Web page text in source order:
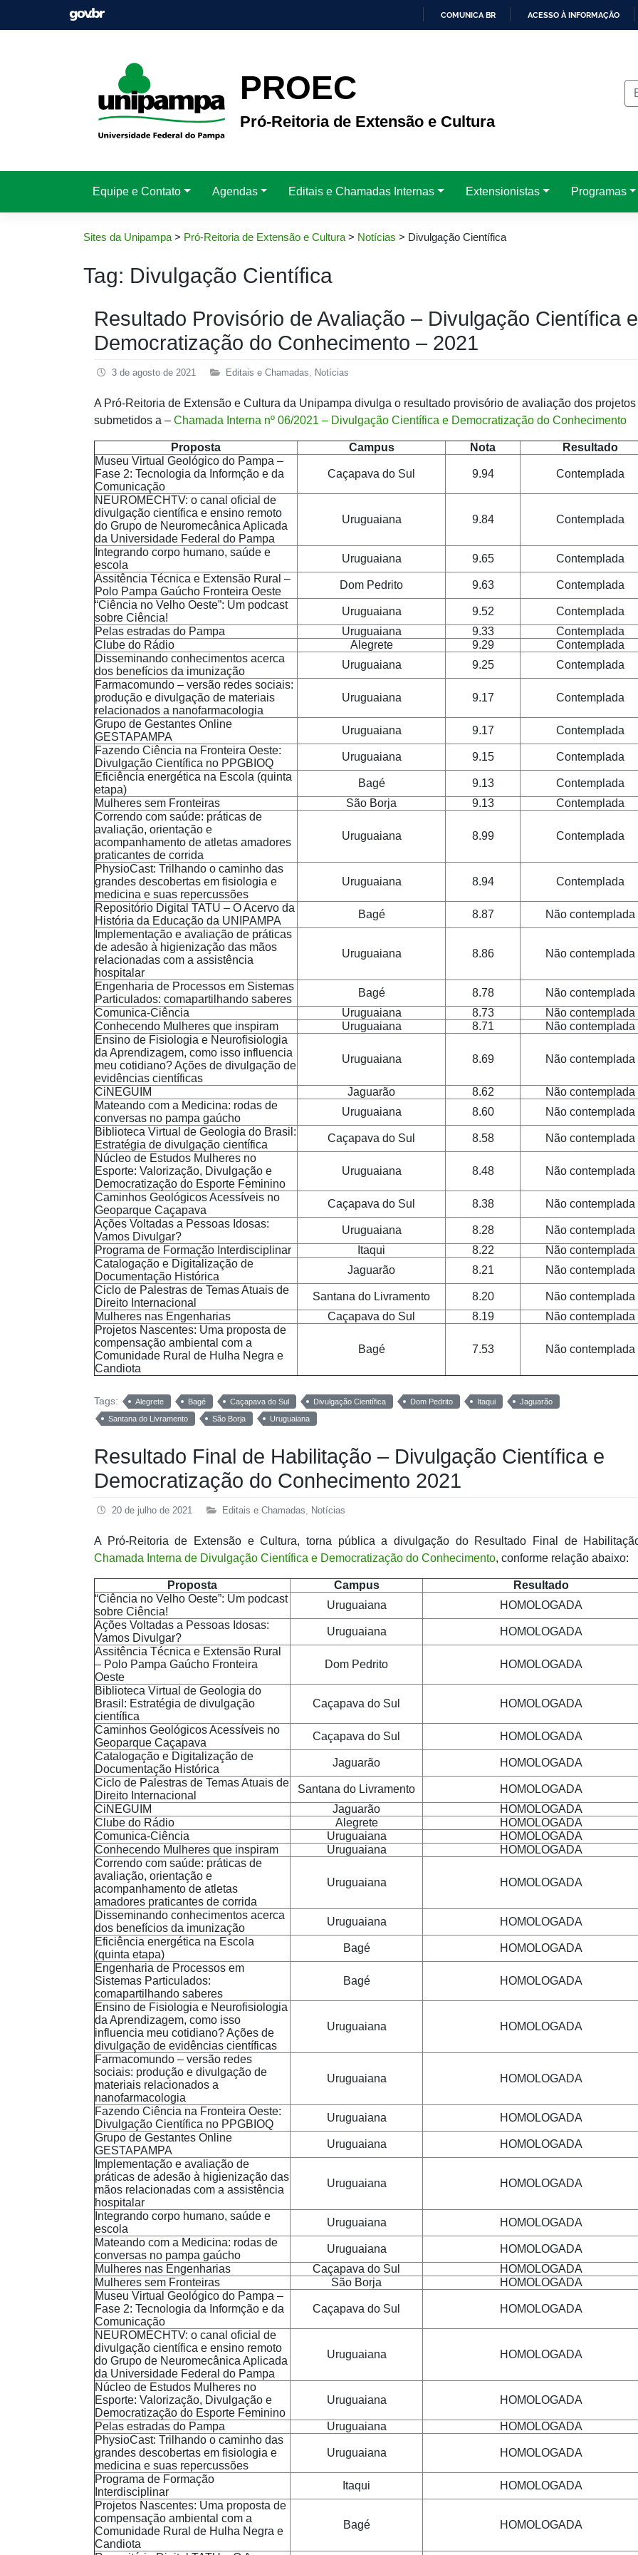
COMUNICA BR ACESSO À INFORMAÇÃO
PROEC
Pró-Reitoria de Extensão e Cultura
Equipe e Contato Agendas Editais e Chamadas Internas Extensionistas Programas
Sites da Unipampa> Pró-Reitoria de Extensão e Cultura> Notícias > Divulgação Científica
Tag: Divulgação Científica
Resultado Provisório de Avaliação – Divulgação Científica e
Democratização do Conhecimento – 2021
3 de agosto de 2021 Editais e Chamadas Notícias
A Pró-Reitoria de Extensão e Cultura da Unipampa divulga o resultado provisório de avaliação dos projetos
submetidos a – Chamada Interna nº 06/2021 – Divulgação Científica e Democratização do Conhecimento
Proposta Campus Nota
Resultado
Museu Virtual Geológico do Pampa –
Fase 2: Tecnologia da Informção e da
Comunicação
Caçapava do Sul 9.94 Contemplada
NEUROMECHTV: o canal oficial de
divulgação científica e ensino remoto
do Grupo de Neuromecânica Aplicada
da Universidade Federal do Pampa
Uruguaiana 9.84 Contemplada
Integrando corpo humano, saúde e
escola
Uruguaiana 9.65
Contemplada
Assitência Técnica e Extensão Rural –
Polo Pampa Gaúcho Fronteira Oeste
Dom Pedrito 9.63
Contemplada
“Ciência no Velho Oeste”: Um podcast
sobre Ciência!
Uruguaiana 9.52
Contemplada
Pelas estradas do Pampa
Uruguaiana 9.33
Contemplada
Clube do Rádio
Alegrete 9.29
Contemplada
Disseminando conhecimentos acerca
dos benefícios da imunização
Uruguaiana 9.25
Contemplada
Farmacomundo – versão redes sociais:
produção e divulgação de materiais
relacionados a nanofarmacologia
Uruguaiana 9.17 Contemplada
Grupo de Gestantes Online
GESTAPAMPA
Uruguaiana 9.17
Contemplada
Fazendo Ciência na Fronteira Oeste:
Divulgação Científica no PPGBIOQ
Uruguaiana 9.15
Contemplada
Eficiência energética na Escola (quinta
etapa)
Bagé 9.13
Contemplada
Mulheres sem Fronteiras
São Borja 9.13
Contemplada
Correndo com saúde: práticas de
avaliação, orientação e
acompanhamento de atletas amadores
praticantes de corrida
Uruguaiana 8.99 Contemplada
PhysioCast: Trilhando o caminho das
grandes descobertas em fisiologia e
medicina e suas repercussões
Uruguaiana 8.94 Contemplada
Repositório Digital TATU – O Acervo da
História da Educação da UNIPAMPA
Bagé 8.87
Não contemplada
Implementação e avaliação de práticas
de adesão à higienização das mãos
relacionadas com a assistência
hospitalar
Uruguaiana 8.86 Não contemplada
Engenharia de Processos em Sistemas
Particulados: comapartilhando saberes
Bagé 8.78
Não contemplada
Comunica-Ciência
Uruguaiana 8.73
Não contemplada
Conhecendo Mulheres que inspiram
Uruguaiana 8.71
Não contemplada
Ensino de Fisiologia e Neurofisiologia
da Aprendizagem, como isso influencia
meu cotidiano? Ações de divulgação de
evidências científicas
Uruguaiana 8.69 Não contemplada
CiNEGUIM Jaguarão 8.62
Não contemplada
Mateando com a Medicina: rodas de
conversas no pampa gaúcho
Uruguaiana 8.60
Não contemplada
Biblioteca Virtual de Geologia do Brasil:
Estratégia de divulgação científica
Caçapava do Sul 8.58
Não contemplada
Núcleo de Estudos Mulheres no
Esporte: Valorização, Divulgação e
Democratização do Esporte Feminino
Uruguaiana 8.48 Não contemplada
Caminhos Geológicos Acessíveis no
Geoparque Caçapava
Caçapava do Sul 8.38
Não contemplada
Ações Voltadas a Pessoas Idosas:
Vamos Divulgar?
Uruguaiana 8.28
Não contemplada
Programa de Formação Interdisciplinar
Itaqui 8.22
Não contemplada
Catalogação e Digitalização de
Documentação Histórica
Jaguarão 8.21
Não contemplada
Ciclo de Palestras de Temas Atuais de
Direito Internacional
Santana do Livramento 8.20
Não contemplada
Mulheres nas Engenharias
Caçapava do Sul 8.19
Não contemplada
Projetos Nascentes: Uma proposta de
compensação ambiental com a
Comunidade Rural de Hulha Negra e
Candiota
Bagé 7.53 Não contemplada
Tags: Alegrete Bagé Caçapava do Sul Divulgação Científica Dom Pedrito Itaqui
Jaguarão
Santana do Livramento
São Borja Uruguaiana
Resultado Final de Habilitação – Divulgação Científica e
Democratização do Conhecimento 2021
20 de julho de 2021 Editais e Chamadas, Notícias
A Pró-Reitoria de Extensão e Cultura, torna pública a divulgação do Resultado Final de
Chamada Interna de Divulgação Científica e Democratização do Conhecimento, conforme relação abaixo:
Proposta Campus
Resultado
“Ciência no Velho Oeste”: Um podcast
sobre Ciência!
Uruguaiana
HOMOLOGADA
Ações Voltadas a Pessoas Idosas:
Vamos Divulgar?
Uruguaiana
HOMOLOGADA
Assitência Técnica e Extensão Rural
– Polo Pampa Gaúcho Fronteira
Oeste
Dom Pedrito HOMOLOGADA
Biblioteca Virtual de Geologia do
Brasil: Estratégia de divulgação
científica
Caçapava do Sul HOMOLOGADA
Caminhos Geológicos Acessíveis no
Geoparque Caçapava
Caçapava do Sul
HOMOLOGADA
Catalogação e Digitalização de
Documentação Histórica
Jaguarão
HOMOLOGADA
Ciclo de Palestras de Temas Atuais de
Direito Internacional
Santana do Livramento
HOMOLOGADA
CiNEGUIM
Jaguarão
HOMOLOGADA
Clube do Rádio
Alegrete
HOMOLOGADA
Comunica-Ciência
Uruguaiana
HOMOLOGADA
Conhecendo Mulheres que inspiram
Uruguaiana
HOMOLOGADA
Correndo com saúde: práticas de
avaliação, orientação e
acompanhamento de atletas
amadores praticantes de corrida
Uruguaiana HOMOLOGADA
Disseminando conhecimentos acerca
dos benefícios da imunização
Uruguaiana
HOMOLOGADA
Eficiência energética na Escola
(quinta etapa)
Bagé
HOMOLOGADA
Engenharia de Processos em
Sistemas Particulados:
comapartilhando saberes
Bagé HOMOLOGADA
Ensino de Fisiologia e Neurofisiologia
da Aprendizagem, como isso
influencia meu cotidiano? Ações de
divulgação de evidências científicas
Uruguaiana HOMOLOGADA
Farmacomundo – versão redes
sociais: produção e divulgação de
materiais relacionados a
nanofarmacologia
Uruguaiana HOMOLOGADA
Fazendo Ciência na Fronteira Oeste:
Divulgação Científica no PPGBIOQ
Uruguaiana
HOMOLOGADA
Grupo de Gestantes Online
GESTAPAMPA
Uruguaiana
HOMOLOGADA
Implementação e avaliação de
práticas de adesão à higienização das
mãos relacionadas com a assistência
hospitalar
Uruguaiana HOMOLOGADA
Integrando corpo humano, saúde e
escola
Uruguaiana
HOMOLOGADA
Mateando com a Medicina: rodas de
conversas no pampa gaúcho
Uruguaiana
HOMOLOGADA
Mulheres nas Engenharias
Caçapava do Sul
HOMOLOGADA
Mulheres sem Fronteiras
São Borja
HOMOLOGADA
Museu Virtual Geológico do Pampa –
Fase 2: Tecnologia da Informção e da
Comunicação
Caçapava do Sul HOMOLOGADA
NEUROMECHTV: o canal oficial de
divulgação científica e ensino remoto
do Grupo de Neuromecânica Aplicada
da Universidade Federal do Pampa
Uruguaiana HOMOLOGADA
Núcleo de Estudos Mulheres no
Esporte: Valorização, Divulgação e
Democratização do Esporte Feminino
Uruguaiana HOMOLOGADA
Pelas estradas do Pampa Uruguaiana
HOMOLOGADA
PhysioCast: Trilhando o caminho das
grandes descobertas em fisiologia e
medicina e suas repercussões
Uruguaiana HOMOLOGADA
Programa de Formação
Interdisciplinar
Itaqui
HOMOLOGADA
Projetos Nascentes: Uma proposta de
compensação ambiental com a
Comunidade Rural de Hulha Negra e
Candiota
Bagé HOMOLOGADA